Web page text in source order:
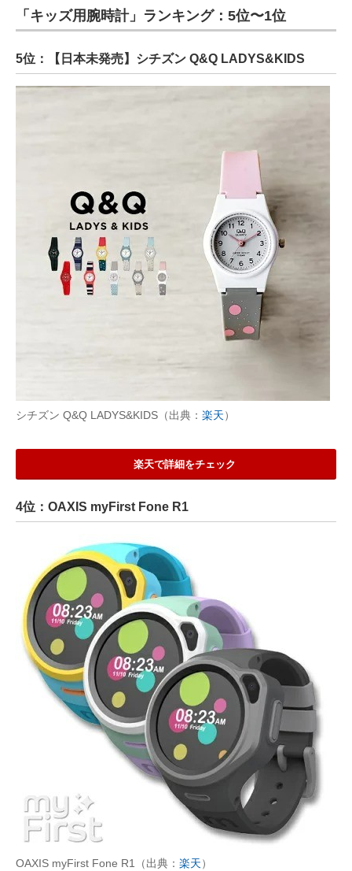
「キッズ用腕時計」ランキング：5位〜1位
5位：【日本未発売】シチズン Q&Q LADYS&KIDS
シチズン Q&Q LADYS&KIDS（出典： 楽天）
楽天で詳細をチェック
4位：OAXIS myFirst Fone R1
OAXIS myFirst Fone R1（出典： 楽天）